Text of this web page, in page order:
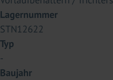
Lagernummer
STN12622
Typ
-
Baujahr